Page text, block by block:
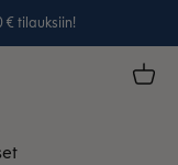
€ tilauksiin!
Avaa